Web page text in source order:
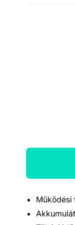
Termék
Működési